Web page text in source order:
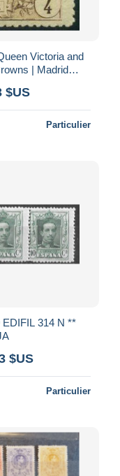
Victoria and
| Madrid
$US
Particulier
314 N **
$US
Particulier